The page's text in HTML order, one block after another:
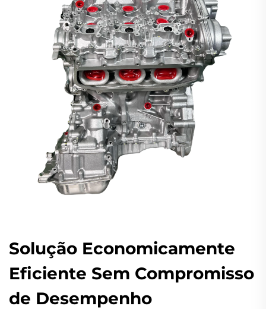
Solução Economicamente
Eficiente Sem Compromisso
de Desempenho